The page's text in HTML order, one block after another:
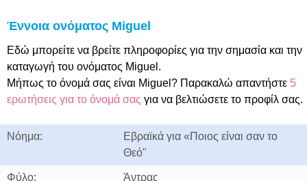
Έννοια ονόματος Miguel
Εδώ μπορείτε να βρείτε πληροφορίες για την σημασία και την
καταγωγή του ονόματος Miguel.
Μήπως το όνομά σας είναι Miguel? Παρακαλώ απαντήστε 5
ερωτήσεις για το όνομά σας για να βελτιώσετε το προφίλ σας.
Νόημα:
Εβραϊκά για «Ποιος είναι σαν το
Θεό"
Φύλο: Άντρας